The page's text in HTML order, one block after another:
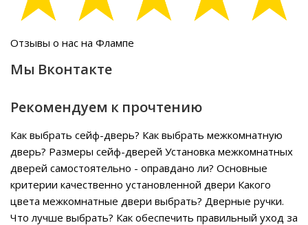
Отзывы о нас на Флампе
Мы Вконтакте
Рекомендуем к прочтению
Как выбрать сейф-дверь? Как выбрать межкомнатную
дверь? Размеры сейф-дверей Установка межкомнатных
дверей самостоятельно - оправдано ли? Основные
критерии качественно установленной двери Какого
цвета межкомнатные двери выбрать? Дверные ручки.
Что лучше выбрать? Как обеспечить правильный уход за